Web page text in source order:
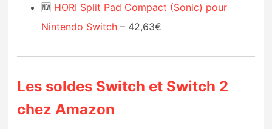
🆕 HORI Split Pad Compact (Sonic) pour
Nintendo Switch – 42,63€
Les soldes Switch et Switch 2
chez Amazon